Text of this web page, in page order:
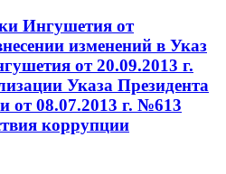
Ингушетия от
изменений в Указ
от 20.09.2013 г.
Указа Президента
от 08.07.2013 г. №613
коррупции